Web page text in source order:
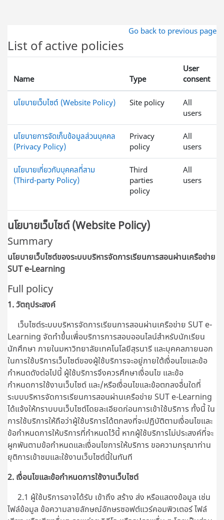
Go back to previous page
List of active policies
Name Type
User
consent
นโยบายเว็บไซต์ (Website Policy) Site policy
All
users
นโยบายการจัดเก็บข้อมูลส่วนบุคคล
(Privacy Policy)
Privacy
policy
All
users
นโยบายเกี่ยวกับบุคคลที่สาม
(Third-party Policy)
Third
parties
policy
All
users
นโยบายเว็บไซต์ (Website Policy)
Summary
นโยบายเว็บไซต์ของระบบบริหารจัดการเรียนการสอนผ่านเครือข่าย
SUT e-Learning
Full policy
1. วัตถุประสงค์
เว็บไซต์ระบบบริหารจัดการเรียนการสอนผ่านเครือข่าย SUT e-
Learning จัดทำขึ้นเพื่อบริการการสอบออนไลน์สำหรับนักเรียน
นักศึกษา ภายในมหาวิทยาลัยเทคโนโลยีสุรนารี และบุคคลภายนอก
ในการใช้บริการเว็บไซต์ของผู้ใช้บริการจะอยู่ภายใต้เงื่อนไขและข้อ
กำหนดดังต่อไปนี้ ผู้ใช้บริการจึงควรศึกษาเงื่อนไข และข้อ
กำหนดการใช้งานเว็บไซต์ และ/หรือเงื่อนไขและข้อตกลงอื่นใดที่
ระบบบริหารจัดการเรียนการสอนผ่านเครือข่าย SUT e-Learning
ได้แจ้งให้ทราบบนเว็บไซต์โดยละเอียดก่อนการเข้าใช้บริการ ทั้งนี้ ใน
การใช้บริการให้ถือว่าผู้ใช้บริการได้ตกลงที่จะปฏิบัติตามเงื่อนไขและ
ข้อกำหนดการให้บริการที่กำหนดไว้นี้ หากผู้ใช้บริการไม่ประสงค์ที่จะ
ผูกพันตามข้อกำหนดและเงื่อนไขการให้บริการ ขอความกรุณาท่าน
ยุติการเข้าชมและใช้งานเว็บไซต์นี้ในทันที
2. เงื่อนไขและข้อกำหนดการใช้งานเว็บไซต์
2.1 ผู้ใช้บริการอาจได้รับ เข้าถึง สร้าง ส่ง หรือแสดงข้อมูล เช่น
ไฟล์ข้อมูล ข้อความลายลักษณ์อักษรซอฟต์แวร์คอมพิวเตอร์ ไฟล์